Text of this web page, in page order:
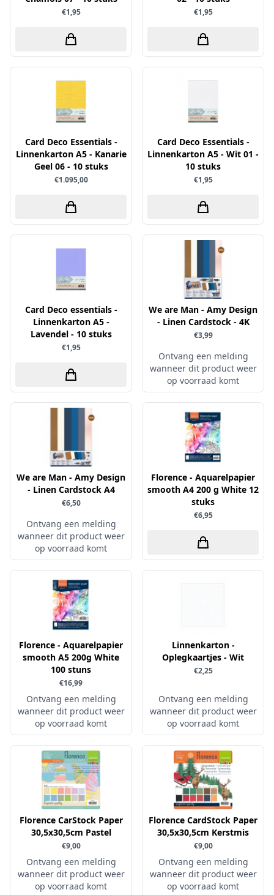
Papers for You
Piatek13
Precious Marieke
Ranger
Reprint
Scrap-Boys
Spectrum Noir
Sprinkletz
Stamperia
Starform
Steadler
Stitch & Do
Te Gekke Krijtjes
Totally - Tiffany
Vaessen Creative
van Gogh
Versa Magic Dew Drop
Versafine
Verschillende
WeR Memory
Whimsy Stamps
Wild Rose Studio's
World of Craft
wow
Yvonne Creations
Barto Design
Collall
Joep by Carla
Kleurlab
Olba
Pan Pastel
Simple and Basic
€1,95 €1,95
Card Deco Essentials -
Linnenkarton A5 - Kanarie
Geel 06 - 10 stuks
€1.095,00
Card Deco Essentials -
Linnenkarton A5 - Wit 01 -
10 stuks
€1,95
Card Deco essentials -
Linnenkarton A5 -
Lavendel - 10 stuks
€1,95
We are Man - Amy Design
- Linen Cardstock - 4K
€3,99
Ontvang een melding
wanneer dit product weer
op voorraad komt
We are Man - Amy Design
- Linen Cardstock A4
€6,50
Ontvang een melding
wanneer dit product weer
op voorraad komt
Florence - Aquarelpapier
smooth A4 200 g White 12
stuks
€6,95
Florence - Aquarelpapier
smooth A5 200g White
100 stuns
€16,99
Ontvang een melding
wanneer dit product weer
op voorraad komt
Linnenkarton -
Oplegkaartjes - Wit
€2,25
Ontvang een melding
wanneer dit product weer
op voorraad komt
Florence CarStock Paper
30,5x30,5cm Pastel
€9,00
Ontvang een melding
wanneer dit product weer
op voorraad komt
Florence CardStock Paper
30,5x30,5cm Kerstmis
€9,00
Ontvang een melding
wanneer dit product weer
op voorraad komt